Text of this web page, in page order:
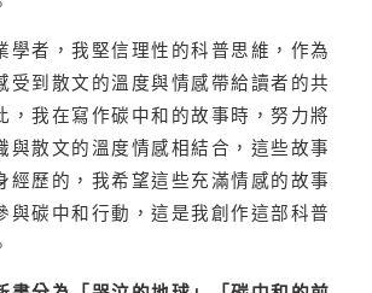
學者，我堅信理性的科普思維，作為
受到散文的溫度與情感帶給讀者的共
，我在寫作碳中和的故事時，努力將
與散文的溫度情感相結合，這些故事
經歷的，我希望這些充滿情感的故事
與碳中和行動，這是我創作這部科普